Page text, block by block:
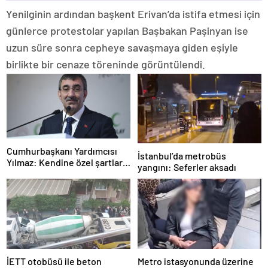
Yenilginin ardından başkent Erivan’da istifa etmesi için
günlerce protestolar yapılan Başbakan Paşinyan ise
uzun süre sonra cepheye savaşmaya giden eşiyle
birlikte bir cenaze töreninde görüntülendi.
Cumhurbaşkanı Yardımcısı
Yılmaz: Kendine özel şartları
İstanbul’da metrobüs
yangını: Seferler aksadı
İETT otobüsü ile beton
Metro istasyonunda üzerine